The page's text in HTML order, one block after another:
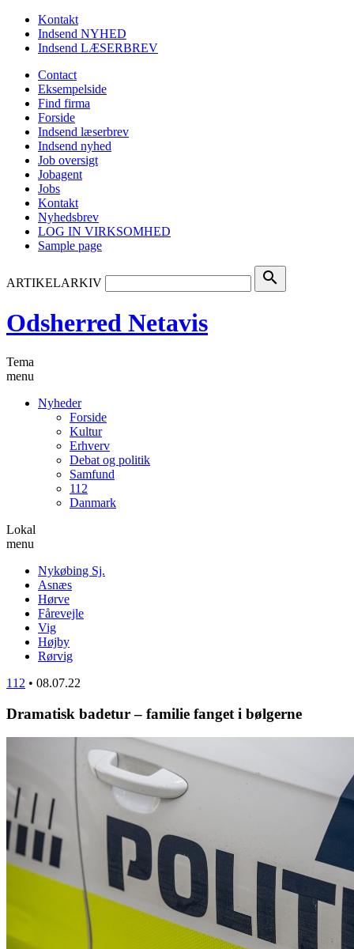
Kontakt
Indsend NYHED
Indsend LÆSERBREV
Contact
Eksempelside
Find firma
Forside
Indsend læserbrev
Indsend nyhed
Job oversigt
Jobagent
Jobs
Kontakt
Nyhedsbrev
LOG IN VIRKSOMHED
Sample page
ARTIKELARKIV search
Odsherred Netavis
Tema
menu
Nyheder
Forside
Kultur
Erhverv
Debat og politik
Samfund
112
Danmark
Lokal
menu
Nykøbing Sj.
Asnæs
Hørve
Fårevejle
Vig
Højby
Rørvig
112 • 08.07.22
Dramatisk badetur – familie fanget i bølgerne